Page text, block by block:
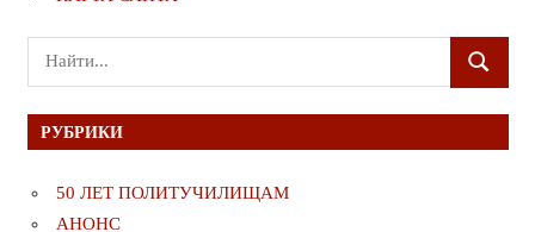
Поиск
для:
ПОИСК
РУБРИКИ
50 ЛЕТ ПОЛИТУЧИЛИЩАМ
АНОНС